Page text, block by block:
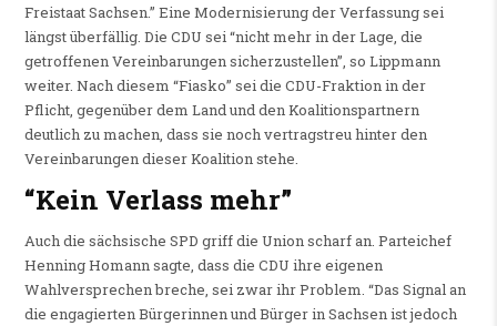
Freistaat Sachsen.” Eine Modernisierung der Verfassung sei
längst überfällig. Die CDU sei “nicht mehr in der Lage, die
getroffenen Vereinbarungen sicherzustellen”, so Lippmann
weiter. Nach diesem “Fiasko” sei die CDU-Fraktion in der
Pflicht, gegenüber dem Land und den Koalitionspartnern
deutlich zu machen, dass sie noch vertragstreu hinter den
Vereinbarungen dieser Koalition stehe.
“Kein Verlass mehr”
Auch die sächsische SPD griff die Union scharf an. Parteichef
Henning Homann sagte, dass die CDU ihre eigenen
Wahlversprechen breche, sei zwar ihr Problem. “Das Signal an
die engagierten Bürgerinnen und Bürger in Sachsen ist jedoch